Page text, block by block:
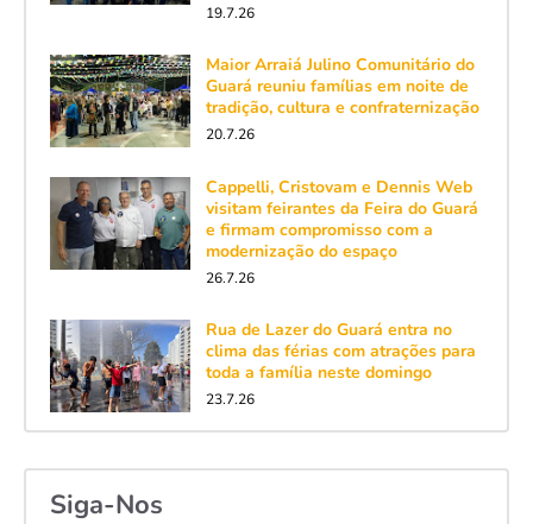
19.7.26
Maior Arraiá Julino Comunitário do
Guará reuniu famílias em noite de
tradição, cultura e confraternização
20.7.26
Cappelli, Cristovam e Dennis Web
visitam feirantes da Feira do Guará
e firmam compromisso com a
modernização do espaço
26.7.26
Rua de Lazer do Guará entra no
clima das férias com atrações para
toda a família neste domingo
23.7.26
Siga-Nos